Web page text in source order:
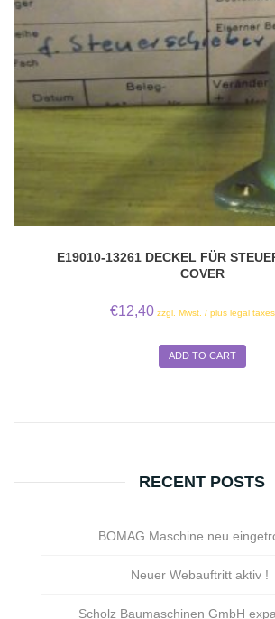
E19010-13261 DECKEL FÜR
COVER
€12,40 zzgl. Mwst. / plus legal
ADD TO CART
RECENT POSTS
BOMAG Maschine neu
Neuer Webauftritt aktiv !
Scholz Baumaschinen GmbH